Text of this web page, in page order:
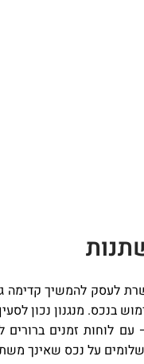
לעסק להמשיך קדימה
בנכס. מנגנון נכון
זמנים ברורים
על נכס שאינך